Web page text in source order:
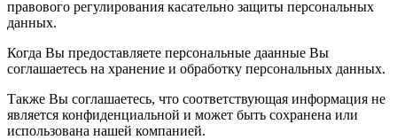
правового регулирования касательно защиты персональных
данных.
Когда Вы предоставляете персональные даанные Вы
соглашаетесь на хранение и обработку персональных данных.
Также Вы соглашаетесь, что соответствующая информация не
является конфиденциальной и может быть сохранена или
использована нашей компанией.